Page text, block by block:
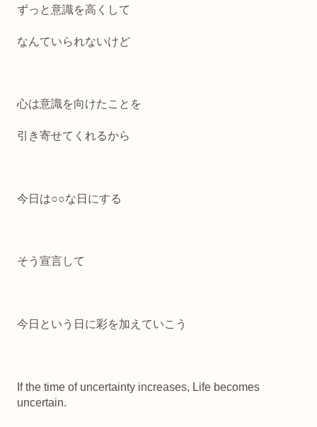
ずっと意識を高くして
なんていられないけど
心は意識を向けたことを
引き寄せてくれるから
今日は○○な日にする
そう宣言して
今日という日に彩を加えていこう
If the time of uncertainty increases, Life becomes
uncertain.